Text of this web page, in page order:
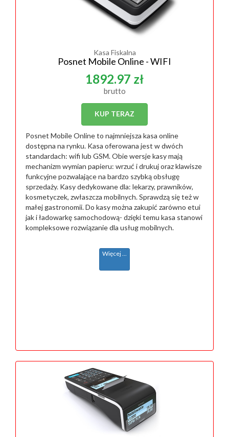
Kasa Fiskalna
Posnet Mobile Online - WIFI
1892.97 zł
brutto
KUP TERAZ
Posnet Mobile Online to najmniejsza kasa online
dostępna na rynku. Kasa oferowana jest w dwóch
standardach: wifi lub GSM. Obie wersje kasy mają
mechanizm wymian papieru: wrzuć i drukuj oraz klawisze
funkcyjne pozwalające na bardzo szybką obsługę
sprzedaży. Kasy dedykowane dla: lekarzy, prawników,
kosmetyczek, zwłaszcza mobilnych. Sprawdzą się też w
małej gastronomii. Do kasy można zakupić zarówno etui
jak i ładowarkę samochodową- dzięki temu kasa stanowi
kompleksowe rozwiązanie dla usług mobilnych.
Więcej ...